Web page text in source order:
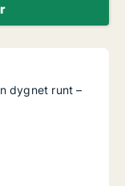
dygnet runt –